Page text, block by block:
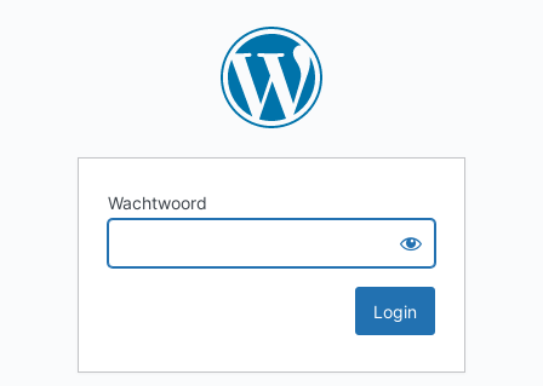
Wachtwoord